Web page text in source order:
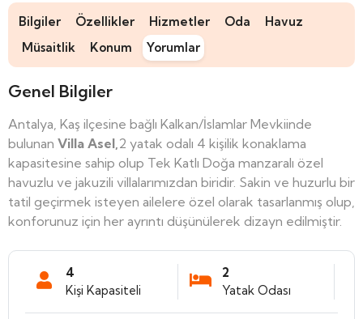
Bilgiler Özellikler Hizmetler Oda
Havuz
Müsaitlik
Konum Yorumlar
Genel Bilgiler
Antalya, Kaş ilçesine bağlı Kalkan/İslamlar Mevkiinde
bulunan Villa Asel,2 yatak odalı 4 kişilik konaklama
kapasitesine sahip olup Tek Katlı Doğa manzaralı özel
havuzlu ve jakuzili villalarımızdan biridir. Sakin ve huzurlu bir
tatil geçirmek isteyen ailelere özel olarak tasarlanmış olup,
konforunuz için her ayrıntı düşünülerek dizayn edilmiştir.
4
Kişi Kapasiteli
2
Yatak Odası